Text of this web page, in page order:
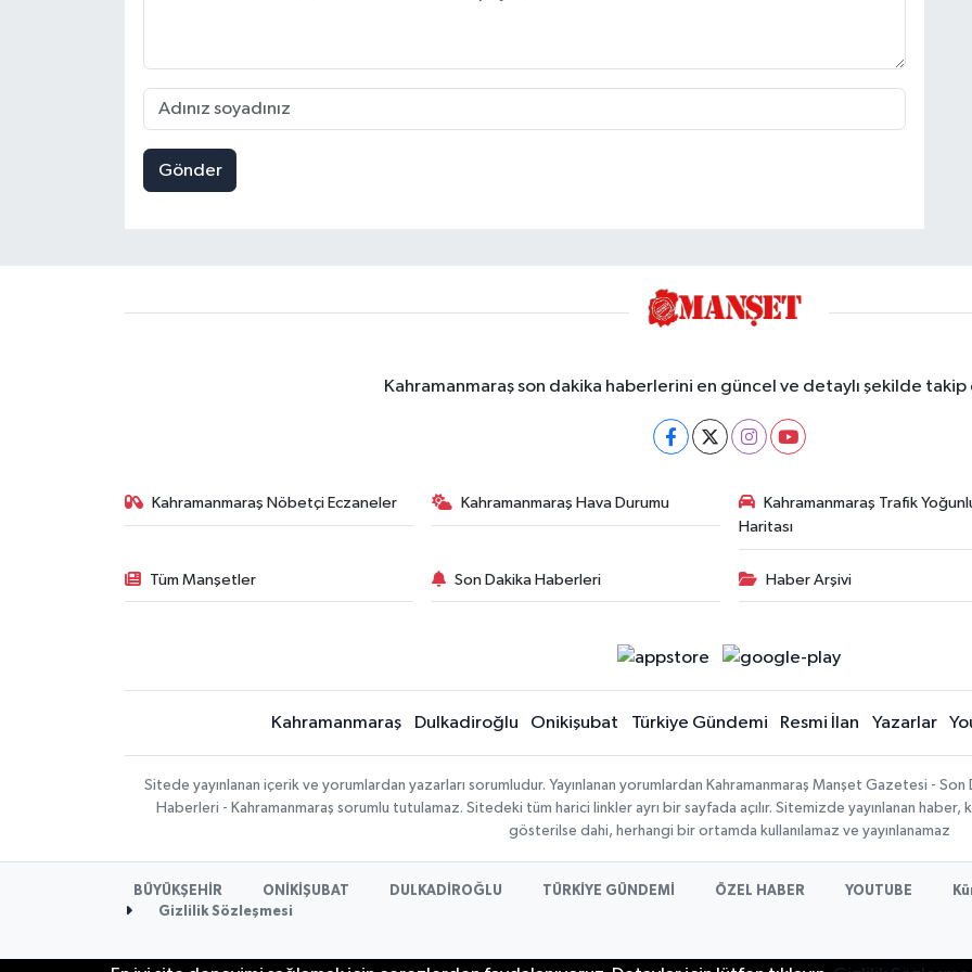
Gönder
Kahramanmaraş son dakika haberlerini en güncel ve detaylı şekilde
Kahramanmaraş Nöbetçi Eczaneler Kahramanmaraş Hava Durumu
Kahramanmaraş Trafik
Haritası
Tüm Manşetler Son Dakika Haberleri Haber Arşivi
Kahramanmaraş Dulkadiroğlu Onikişubat Türkiye Gündemi Resmi İlan Yazarlar
Sitede yayınlanan içerik ve yorumlardan yazarları sorumludur. Yayınlanan yorumlardan Kahramanmaraş Manşet Gazetesi -
Haberleri - Kahramanmaraş sorumlu tutulamaz. Sitedeki tüm harici linkler ayrı bir sayfada açılır. Sitemizde yayınlanan haber,
gösterilse dahi, herhangi bir ortamda kullanılamaz ve yayınlanamaz
BÜYÜKŞEHİR ONİKİŞUBAT DULKADİROĞLU TÜRKİYE GÜNDEMİ ÖZEL HABER YOUTUBE
Gizlilik Sözleşmesi